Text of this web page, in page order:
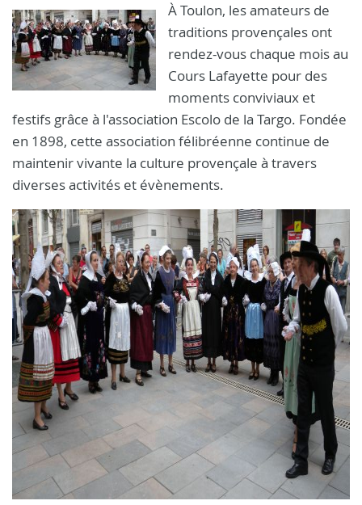
À Toulon, les amateurs de
traditions provençales ont
rendez-vous chaque mois au
Cours Lafayette pour des
moments conviviaux et
festifs grâce à l'association Escolo de la Targo. Fondée
en 1898, cette association félibréenne continue de
maintenir vivante la culture provençale à travers
diverses activités et évènements.